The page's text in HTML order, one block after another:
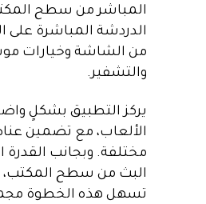
المباشر من سطح
الدردشة المباشرة على
من الشاشة وخيارات
والتشفير.
يركز التطبيق بشكلٍ
الألعاب، مع تضمين
مختلفة. وبجانب القدرة
البث من سطح المكتب،
تسهل هذه الخطوة